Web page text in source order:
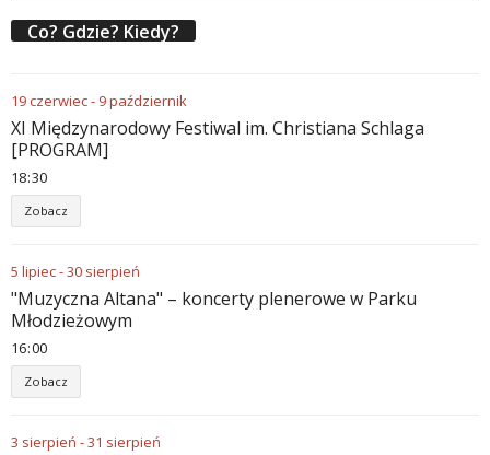
Co? Gdzie? Kiedy?
19czerwiec- 9październik
XI Międzynarodowy Festiwal im. Christiana Schlaga
[PROGRAM]
18:30
Zobacz
5 lipiec-30 sierpień
"Muzyczna Altana" – koncerty plenerowe w Parku
Młodzieżowym
16:00
Zobacz
3 sierpień -31 sierpień